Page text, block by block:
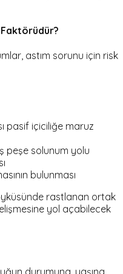
Faktörüdür?
astım sorunu için risk
pasif içiciliğe maruz
peşe solunum yolu
bulunması
rastlanan ortak
yol açabilecek
durumuna, yaşına,